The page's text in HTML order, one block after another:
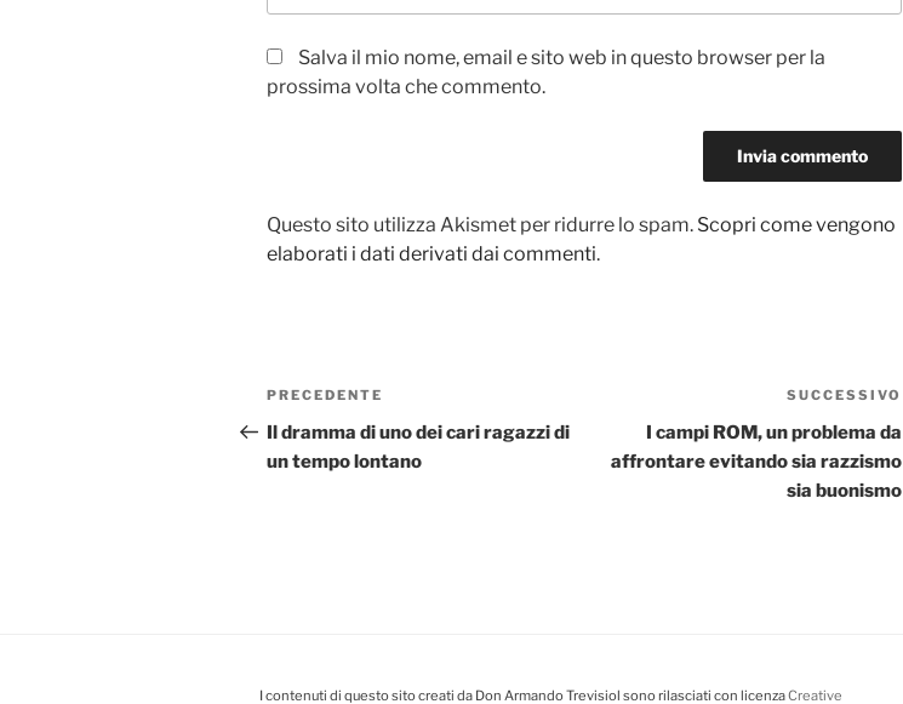
Salva il mio nome, email e sito web in questo browser per la
prossima volta che commento.
Questo sito utilizza Akismet per ridurre lo spam. Scopri come vengono
elaborati i dati derivati dai commenti.
Navigazione
articoli
Articolo
precedente:
PRECEDENTE
Il dramma di uno dei cari ragazzi di
un tempo lontano
SUCCESSIVO
I campi ROM, un problema da
affrontare evitando sia razzismo
sia buonismo
I contenuti di questo sito creati da Don Armando Trevisiol sono rilasciati con licenzaCreative